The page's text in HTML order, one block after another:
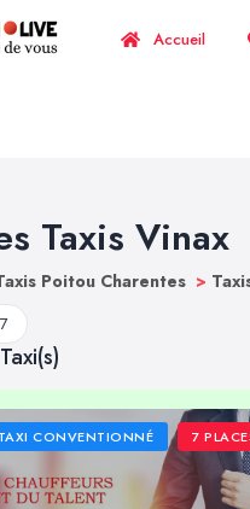
Accueil
Taxis Vinax
Poitou Charentes >
Taxi(s)
TAXI CONVENTIONNÉ 7